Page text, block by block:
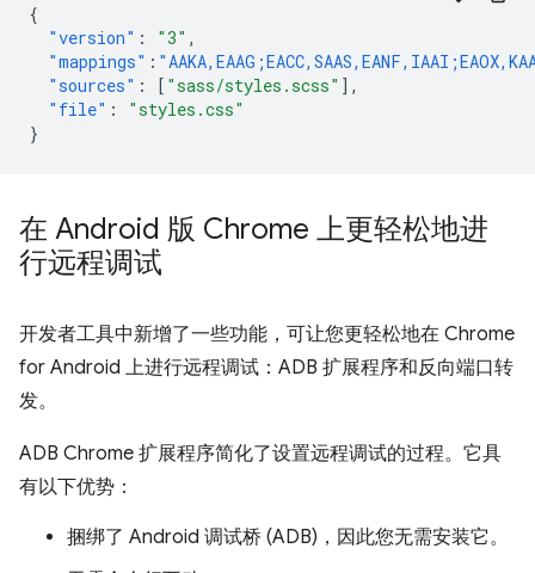
{
"version" : "3" ,
"mappings" :
"sources" : [ "sass/styles.scss" ],
"file" :
"styles.css"
}
在 Android 版 Chrome 上更轻松地进
行远程调试
开发者工具中新增了一些功能，可让您更轻松地在 Chrome
for Android 上进行远程调试：ADB 扩展程序和反向端口转
发。
ADB Chrome 扩展程序简化了设置远程调试的过程。它具
有以下优势：
捆绑了 Android 调试桥 (ADB)，因此您无需安装它。